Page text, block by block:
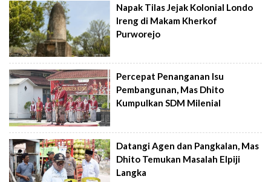
Napak Tilas Jejak Kolonial Londo
Ireng di Makam Kherkof
Purworejo
Percepat Penanganan Isu
Pembangunan, Mas Dhito
Kumpulkan SDM Milenial
Datangi Agen dan Pangkalan, Mas
Dhito Temukan Masalah Elpiji
Langka